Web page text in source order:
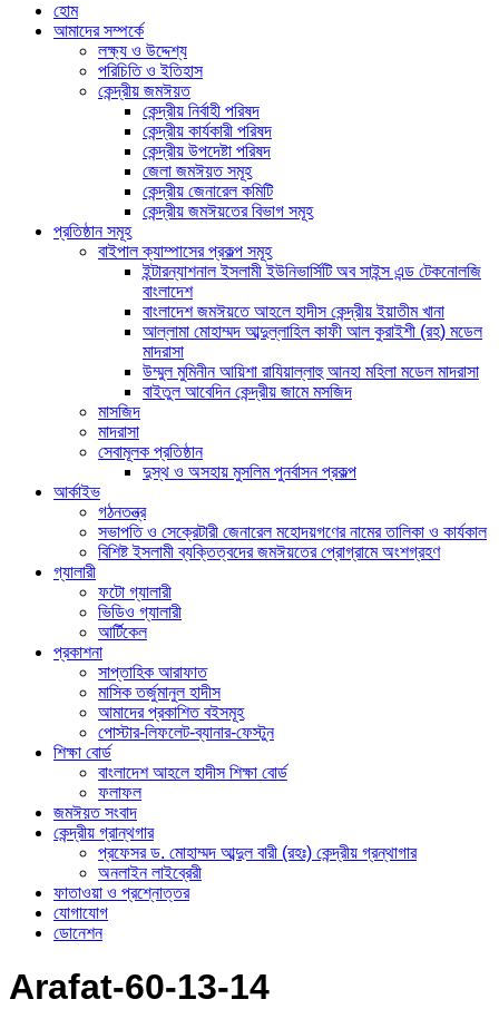
হোম
আমাদের সম্পর্কে
লক্ষ্য ও উদ্দেশ্য
পরিচিতি ও ইতিহাস
কেন্দ্রীয় জমঈয়ত
কেন্দ্রীয় নির্বাহী পরিষদ
কেন্দ্রীয় কার্যকারী পরিষদ
কেন্দ্রীয় উপদেষ্টা পরিষদ
জেলা জমঈয়ত সমূহ
কেন্দ্রীয় জেনারেল কমিটি
কেন্দ্রীয় জমঈয়তের বিভাগ সমূহ
প্রতিষ্ঠান সমূহ
বাইপাল ক্যাম্পাসের প্রকল্প সমূহ
ইন্টারন্যাশনাল ইসলামী ইউনিভার্সিটি অব সাইন্স এন্ড টেকনোলজি
বাংলাদেশ
বাংলাদেশ জমঈয়তে আহলে হাদীস কেন্দ্রীয় ইয়াতীম খানা
আল্লামা মোহাম্মদ আব্দুল্লাহিল কাফী আল কুরাইশী (রহ) মডেল
মাদরাসা
উম্মুল মুমিনীন আয়িশা রাযিয়াল্লাহু আনহা মহিলা মডেল মাদরাসা
বাইতুল আবেদিন কেন্দ্রীয় জামে মসজিদ
মাসজিদ
মাদরাসা
সেবামূলক প্রতিষ্ঠান
দুস্থ ও অসহায় মুসলিম পুনর্বাসন প্রকল্প
আর্কাইভ
গঠনতন্ত্র
সভাপতি ও সেক্রেটারী জেনারেল মহোদয়গণের নামের তালিকা ও কার্যকাল
বিশিষ্ট ইসলামী ব্যক্তিত্বদের জমঈয়তের প্রোগ্রামে অংশগ্রহণ
গ্যালারী
ফটো গ্যালারী
ভিডিও গ্যালারী
আর্টিকেল
প্রকাশনা
সাপ্তাহিক আরাফাত
মাসিক তর্জুমানুল হাদীস
আমাদের প্রকাশিত বইসমূহ
পোস্টার-লিফলেট-ব্যানার-ফেস্টুন
শিক্ষা বোর্ড
বাংলাদেশ আহলে হাদীস শিক্ষা বোর্ড
ফলাফল
জমঈয়ত সংবাদ
কেন্দ্রীয় গ্রান্থগার
প্রফেসর ড. মোহাম্মদ আব্দুল বারী (রহঃ) কেন্দ্রীয় গ্রন্থাগার
অনলাইন লাইব্রেরী
ফাতাওয়া ও প্রশ্নোত্তর
যোগাযোগ
ডোনেশন
Arafat-60-13-14